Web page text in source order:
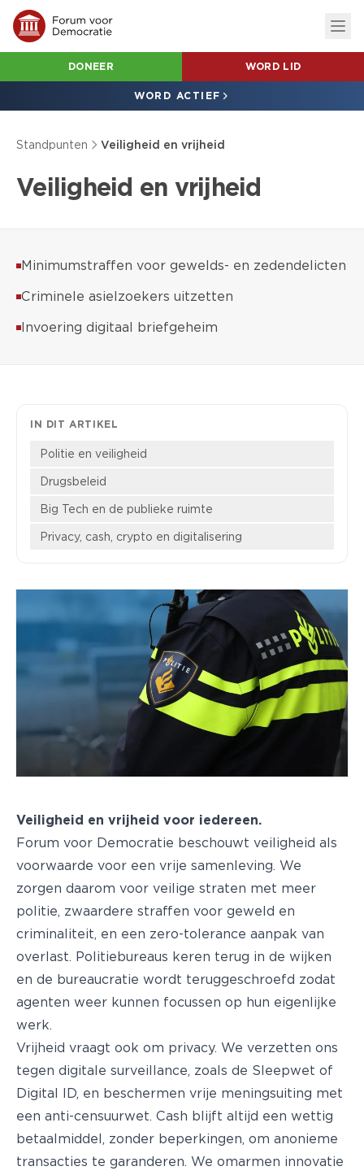
DONEER WORD LID
WORD ACTIEF
Standpunten Veiligheid en vrijheid
Veiligheid en vrijheid
Minimumstraffen voor gewelds- en zedendelicten
Criminele asielzoekers uitzetten
Invoering digitaal briefgeheim
IN DIT ARTIKEL
Politie en veiligheid
Drugsbeleid
Big Tech en de publieke ruimte
Privacy, cash, crypto en digitalisering
Veiligheid en vrijheid voor iedereen.
Forum voor Democratie beschouwt veiligheid als
voorwaarde voor een vrije samenleving. We
zorgen daarom voor veilige straten met meer
politie, zwaardere straffen voor geweld en
criminaliteit, en een zero-tolerance aanpak van
overlast. Politiebureaus keren terug in de wijken
en de bureaucratie wordt teruggeschroefd zodat
agenten weer kunnen focussen op hun eigenlijke
werk.
Vrijheid vraagt ook om privacy. We verzetten ons
tegen digitale surveillance, zoals de Sleepwet of
Digital ID, en beschermen vrije meningsuiting met
een anti-censuurwet. Cash blijft altijd een wettig
betaalmiddel, zonder beperkingen, om anonieme
transacties te garanderen. We omarmen innovatie